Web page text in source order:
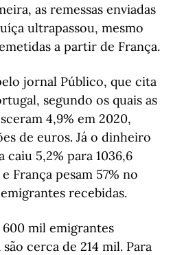
as remessas enviadas
ultrapassou, mesmo
a partir de França.
jornal Público, que cita
segundo os quais as
4,9% em 2020,
de euros. Já o dinheiro
5,2% para 1036,6
França pesam 57% no
recebidas.
600 mil emigrantes
cerca de 214 mil. Para